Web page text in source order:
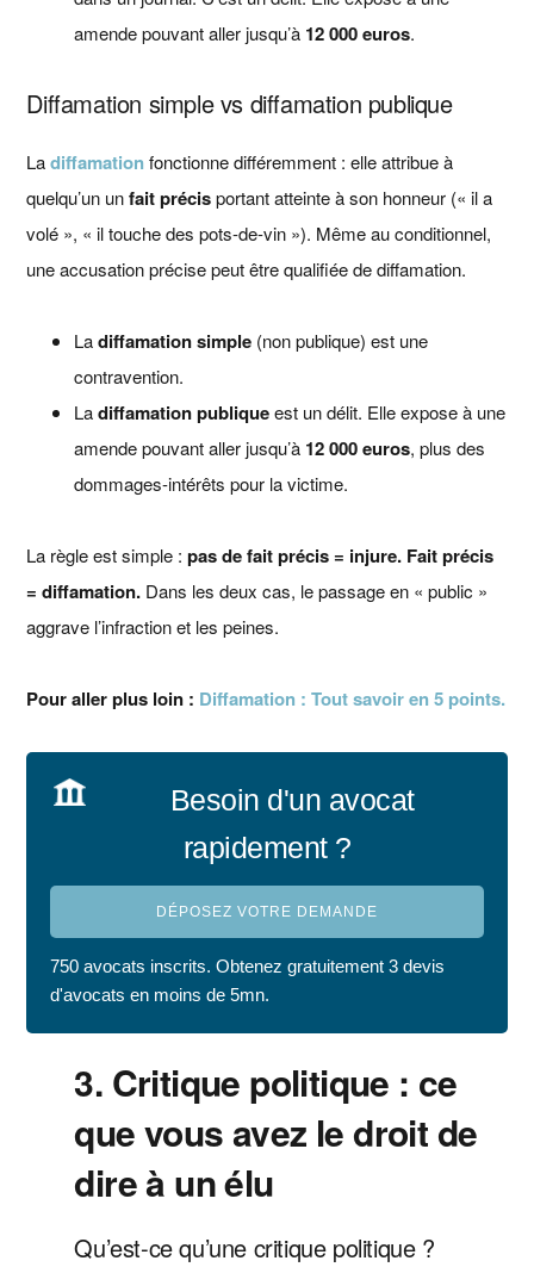
amende pouvant aller jusqu’à 12 000 euros.
Diffamation simple vs diffamation publique
Ladiffamationfonctionne différemment : elle attribue à
quelqu’un unfait précisportant atteinte à son honneur (« il a
volé », « il touche des pots-de-vin »). Même au conditionnel,
une accusation précise peut être qualifiée de diffamation.
Ladiffamation simple (non publique) est une
contravention.
Ladiffamation publiqueest un délit. Elle expose à une
amende pouvant aller jusqu’à 12 000 euros, plus des
dommages-intérêts pour la victime.
La règle est simple :pas de fait précis = injure. Fait précis
= diffamation. Dans les deux cas, le passage en « public »
aggrave l’infraction et les peines.
Pour aller plus loin : Diffamation : Tout savoir en 5 points.
Besoin d'un avocat
rapidement ?
DÉPOSEZ VOTRE DEMANDE
750 avocats inscrits. Obtenez gratuitement 3 devis
d'avocats en moins de 5mn.
3. Critique politique : ce
que vous avez le droit de
dire à un élu
Qu’est-ce qu’une critique politique ?